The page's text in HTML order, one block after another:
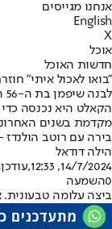
אנחנו מגייסים
English
X
אוכל
חדשות האוכל
"בואו לאכול איתי"
הקאלט היא נכנסה
מקדמת בשנים
בירה עם רוטב הולנדז
הילה דודאל
14/7/2024, 12:33
,עודכן
0השמעה
ביצה עלומה טבעונית.